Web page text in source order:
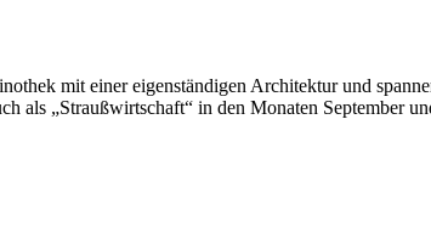
mit einer eigenständigen Architektur und
als „Straußwirtschaft“ in den Monaten September